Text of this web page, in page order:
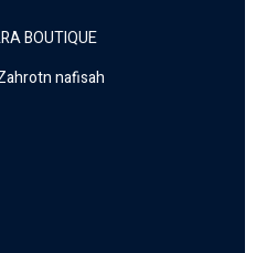
BOUTIQUE
nafisah